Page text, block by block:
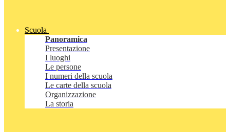
Scuola
Panoramica
Presentazione
I luoghi
Le persone
I numeri della scuola
Le carte della scuola
Organizzazione
La storia